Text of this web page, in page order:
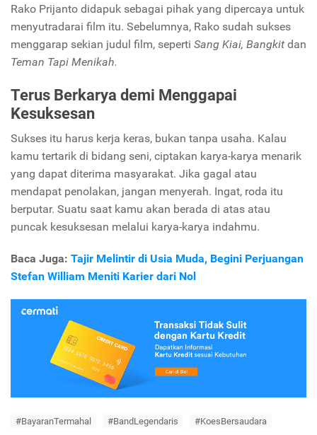
Rako Prijanto didapuk sebagai pihak yang dipercaya untuk
menyutradarai film itu. Sebelumnya, Rako sudah sukses
menggarap sekian judul film, seperti Sang Kiai, Bangkit dan
Teman Tapi Menikah.
Terus Berkarya demi Menggapai
Kesuksesan
Sukses itu harus kerja keras, bukan tanpa usaha. Kalau
kamu tertarik di bidang seni, ciptakan karya-karya menarik
yang dapat diterima masyarakat. Jika gagal atau
mendapat penolakan, jangan menyerah. Ingat, roda itu
berputar. Suatu saat kamu akan berada di atas atau
puncak kesuksesan melalui karya-karya indahmu.
Baca Juga: Tajir Melintir di Usia Muda, Begini Perjuangan
Stefan William Meniti Karier dari Nol
#BayaranTermahal #BandLegendaris #KoesBersaudara